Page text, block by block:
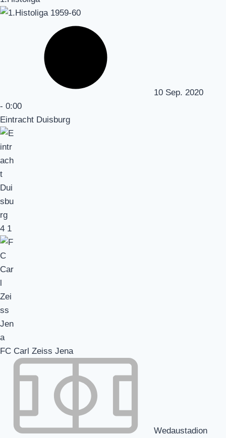
10 Sep. 2020
- 0:00
Eintracht Duisburg
4 1
FC Carl Zeiss Jena
Wedaustadion